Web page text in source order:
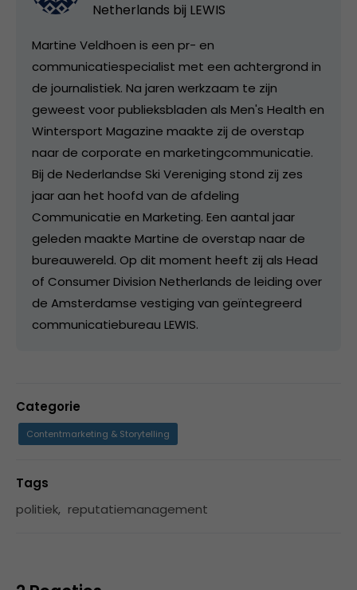
Netherlands bij LEWIS
Martine Veldhoen is een pr- en
communicatiespecialist met een achtergrond in
de journalistiek. Na jaren werkzaam te zijn
geweest voor publieksbladen als Men's Health en
Wintersport Magazine maakte zij de overstap
naar de corporate en marketingcommunicatie.
Bij de Nederlandse Ski Vereniging stond zij zes
jaar aan het hoofd van de afdeling
Communicatie en Marketing. Een aantal jaar
geleden maakte Martine de overstap naar de
bureauwereld. Op dit moment heeft zij als Head
of Consumer Division Netherlands de leiding over
de Amsterdamse vestiging van geïntegreerd
communicatiebureau LEWIS.
Categorie
Contentmarketing & Storytelling
Tags
politiek, reputatiemanagement